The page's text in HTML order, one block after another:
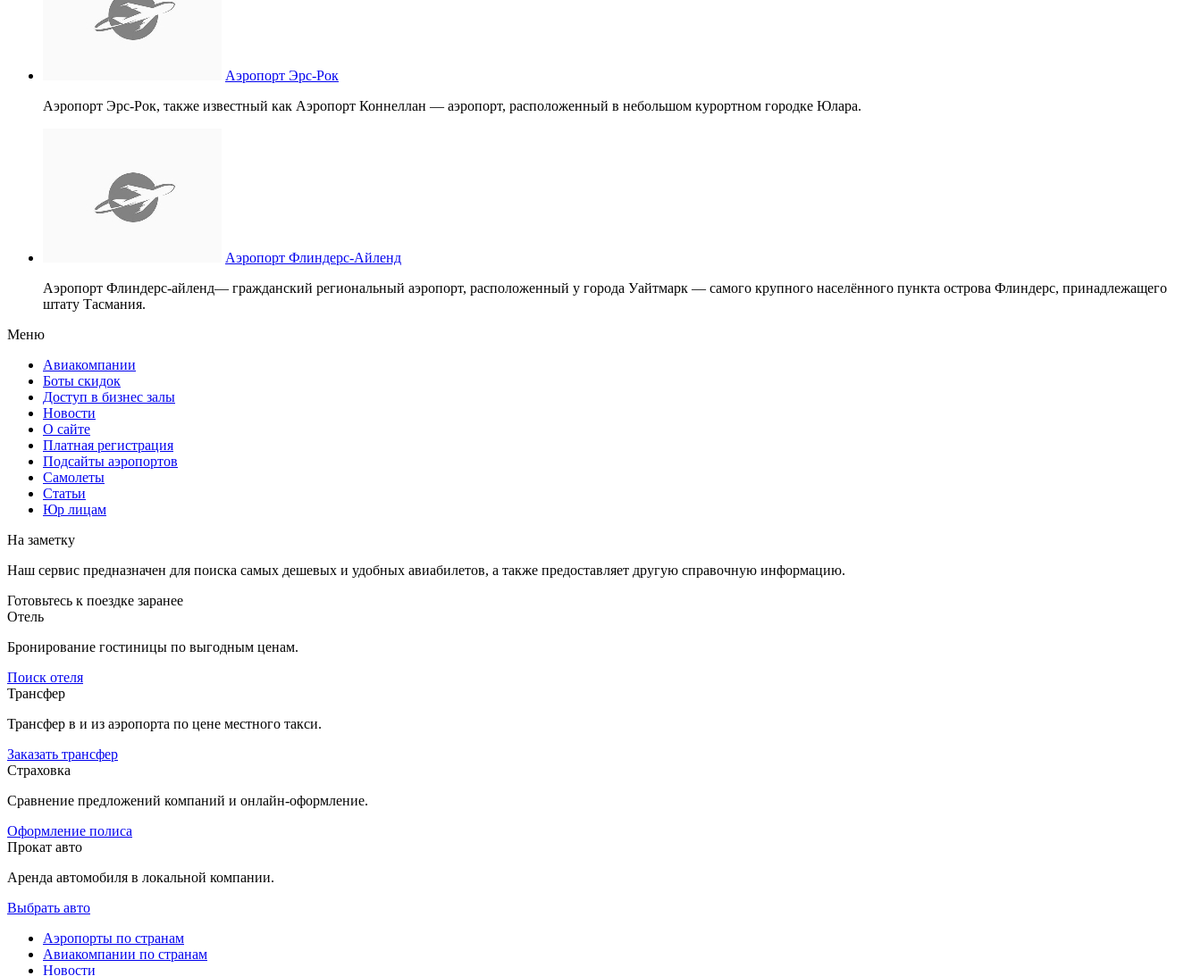
Аэропорт Эрс-Рок
Аэропорт Эрс-Рок, также известный как Аэропорт Коннеллан — аэропорт, расположенный в небольшом курортном городке Юлара.
Аэропорт Флиндерс-Айленд
Аэропорт Флиндерс-айленд— гражданский региональный аэропорт, расположенный у города Уайтмарк — самого крупного населённого пункта острова Флиндерс, принадлежащего
штату Тасмания.
Меню
Авиакомпании
Боты скидок
Доступ в бизнес залы
Новости
О сайте
Платная регистрация
Подсайты аэропортов
Самолеты
Статьи
Юр лицам
На заметку
Наш сервис предназначен для поиска самых дешевых и удобных авиабилетов, а также предоставляет другую справочную информацию.
Готовьтесь к поездке заранее
Отель
Бронирование гостиницы по выгодным ценам.
Поиск отеля
Трансфер
Трансфер в и из аэропорта по цене местного такси.
Заказать трансфер
Страховка
Сравнение предложений компаний и онлайн-оформление.
Оформление полиса
Прокат авто
Аренда автомобиля в локальной компании.
Выбрать авто
Аэропорты по странам
Авиакомпании по странам
Новости